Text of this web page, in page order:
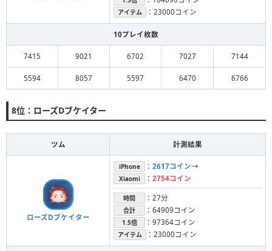
アイテム ：23000コイン
10プレイ枚数
7415 9021 6702 7027 7144
5594 8057 5597 6470 6766
8位：ローズDブケイター
ツム 計測結果
ローズDブケイター
iPhone ： 2617コイン→
Xiaomi ： 2754コイン
時間 ：27分
合計 ：64909コイン
1.5倍 ：97364コイン
アイテム ：23000コイン